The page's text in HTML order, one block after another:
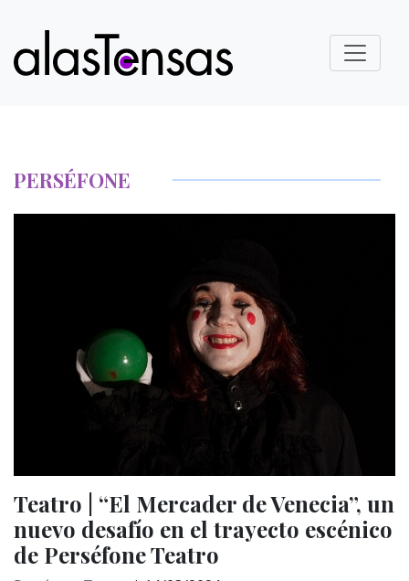
PERSÉFONE
Teatro | “El Mercader de Venecia”, un
nuevo desafío en el trayecto escénico
de Perséfone Teatro